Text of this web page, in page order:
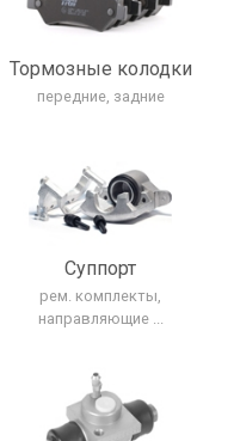
Тормозные колодки
передние, задние
Cуппорт
рем. комплекты,
направляющие ...